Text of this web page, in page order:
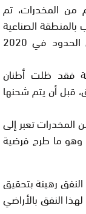
وحجز 700 كيلوغرام من المخدرات، تم
الصناعية
المحادية للمغرب، والتي شهدت منذ إغلاق الحدود في 2020
فقد ظلت أطنان
قبل أن يتم شحنها
تعبر إلى
وهو ما طرح فرضية
رهينة بتحقيق
النفق بالأراضي